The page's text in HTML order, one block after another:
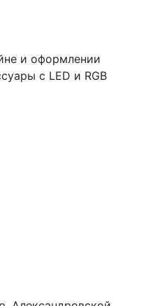
и оформлении
с LED и RGB